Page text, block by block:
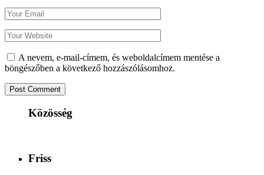
A nevem, e-mail-címem, és weboldalcímem mentése a
böngészőben a következő hozzászólásomhoz.
Közösség
Friss